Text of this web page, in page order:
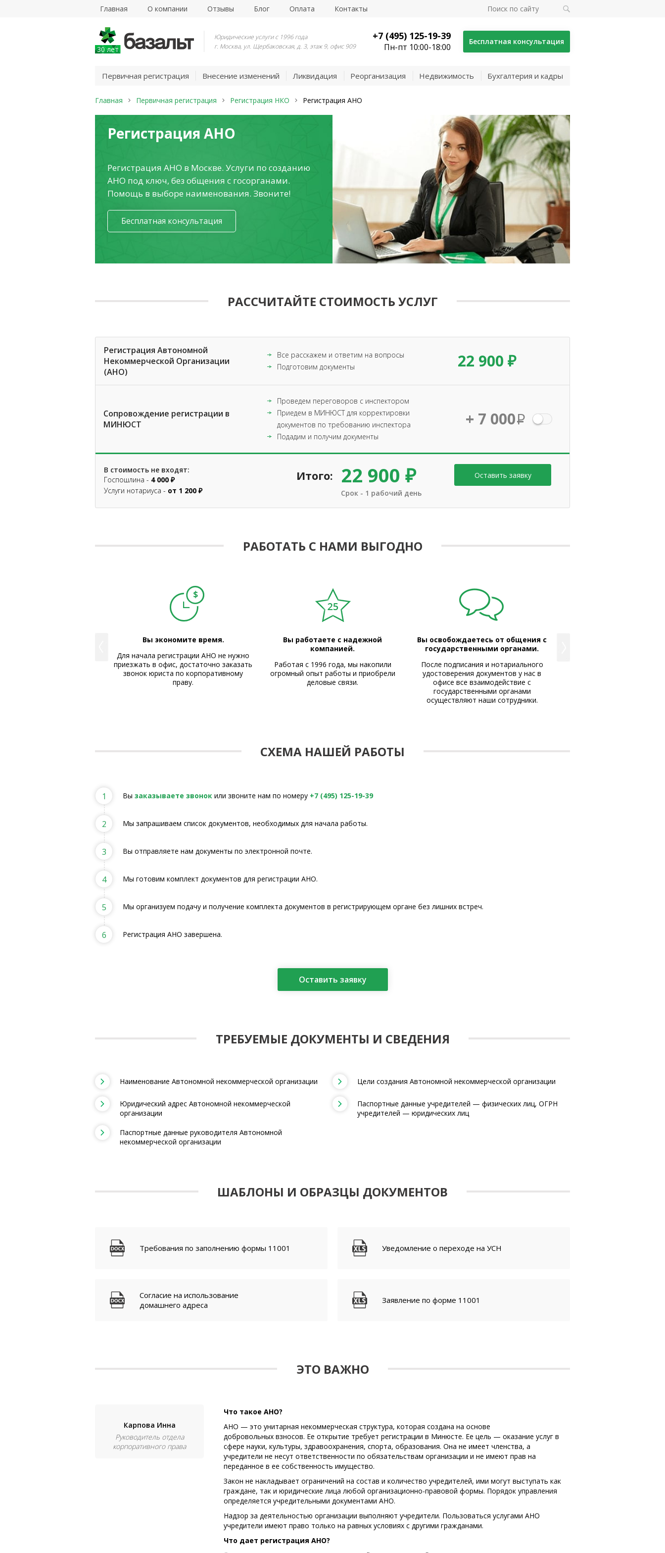
Главная О компании Отзывы Блог Оплата Контакты
30 лет
Юридические услуги с 1996 года
г. Москва, ул. Щербаковская, д. 3, этаж 9, офис 909
+7 (495) 125-19-39
Пн-пт 10:00-18:00
Бесплатная консультация
Первичная регистрация Внесение изменений Ликвидация Реорганизация Недвижимость Бухгалтерия и кадры
Главная Первичная регистрация Регистрация НКО Регистрация АНО
Регистрация АНО
Регистрация АНО в Москве. Услуги по созданию
АНО под ключ, без общения с госорганами.
Помощь в выборе наименования. Звоните!
Бесплатная консультация
РАССЧИТАЙТЕ СТОИМОСТЬ УСЛУГ
Регистрация Автономной
Некоммерческой Организации
(АНО)
Все расскажем и ответим на вопросы
Подготовим документы
22 900 ₽
Сопровождение регистрации в
МИНЮСТ
Проведем переговоров с инспектором
Приедем в МИНЮСТ для корректировки
документов по требованию инспектора
Подадим и получим документы
+ 7 000
В стоимость не входят:
Госпошлина - 4 000 ₽
Услуги нотариуса - от 1 200 ₽
Итого: 22 900 ₽
Срок - 1 рабочий день
РАБОТАТЬ С НАМИ ВЫГОДНО
Вы экономите время.
Для начала регистрации АНО не нужно
приезжать в офис, достаточно заказать
звонок юриста по корпоративному
праву.
Вы работаете с надежной
компанией.
Работая с 1996 года, мы накопили
огромный опыт работы и приобрели
деловые связи.
Вы освобождаетесь от общения с
государственными органами.
После подписания и нотариального
удостоверения документов у нас в
офисе все взаимодействие с
государственными органами
осуществляют наши сотрудники.
СХЕМА НАШЕЙ РАБОТЫ
1 Вы заказываете звонок или звоните нам по номеру +7 (495) 125-19-39
2 Мы запрашиваем список документов, необходимых для начала работы.
3 Вы отправляете нам документы по электронной почте.
4 Мы готовим комплект документов для регистрации АНО.
5 Мы организуем подачу и получение комплекта документов в регистрирующем органе без лишних встреч.
6 Регистрация АНО завершена.
Оставить заявку
ТРЕБУЕМЫЕ ДОКУМЕНТЫ И СВЕДЕНИЯ
Наименование Автономной некоммерческой организации Цели создания Автономной некоммерческой организации
Юридический адрес Автономной некоммерческой
организации
Паспортные данные учредителей — физических лиц, ОГРН
учредителей — юридических лиц
Паспортные данные руководителя Автономной
некоммерческой организации
ШАБЛОНЫ И ОБРАЗЦЫ ДОКУМЕНТОВ
Требования по заполнению формы 11001 Уведомление о переходе на УСН
Согласие на использование
домашнего адреса
Заявление по форме 11001
ЭТО ВАЖНО
Карпова Инна
Руководитель отдела
корпоративного права
Что такое АНО?
АНО — это унитарная некоммерческая структура, которая создана на основе
добровольных взносов. Ее открытие требует регистрации в Минюсте. Ее цель — оказание услуг в
сфере науки, культуры, здравоохранения, спорта, образования. Она не имеет членства, а
учредители не несут ответственности по обязательствам организации и не имеют прав на
переданное в ее собственность имущество.
Закон не накладывает ограничений на состав и количество учредителей, ими могут выступать как
граждане, так и юридические лица любой организационно-правовой формы. Порядок управления
определяется учредительными документами АНО.
Надзор за деятельностью организации выполняют учредители. Пользоваться услугами АНО
учредители имеют право только на равных условиях с другими гражданами.
Что дает регистрация АНО?